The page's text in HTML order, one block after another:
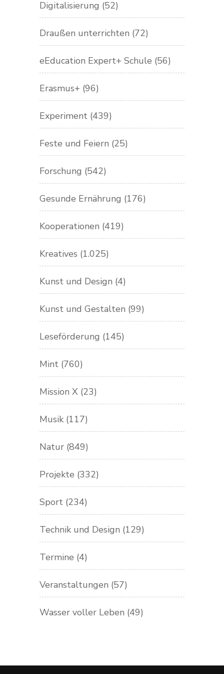
Digitalisierung (52)
Draußen unterrichten (72)
eEducation Expert+ Schule (56)
Erasmus+ (96)
Experiment (439)
Feste und Feiern (25)
Forschung (542)
Gesunde Ernährung (176)
Kooperationen (419)
Kreatives (1.025)
Kunst und Design (4)
Kunst und Gestalten (99)
Leseförderung (145)
Mint (760)
Mission X (23)
Musik (117)
Natur (849)
Projekte (332)
Sport (234)
Technik und Design (129)
Termine (4)
Veranstaltungen (57)
Wasser voller Leben (49)